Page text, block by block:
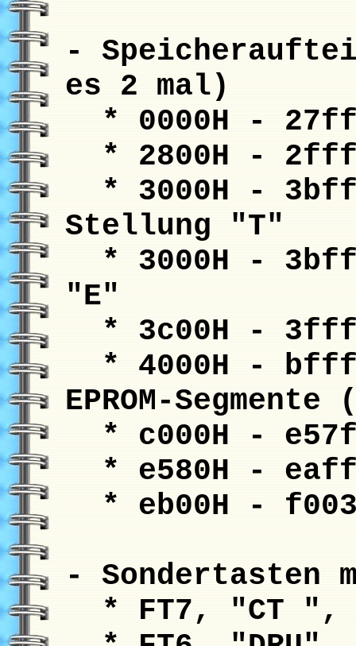
-
es 2 mal)
* 0000H -
* 2800H -
* 3000H -
Stellung "T"
* 3000H -
"E"
* 3c00H -
* 4000H -
EPROM-
* c000H -
* e580H -
* eb00H -
- Sondertasten
* FT7, "CT ",